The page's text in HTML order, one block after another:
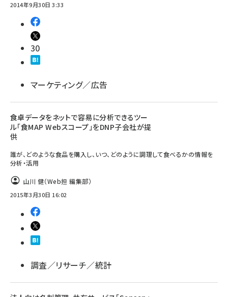
2014年9月30日 3:33
30
マーケティング／広告
食卓データをネットで容易に分析できるツー
ル「食MAP Webスコープ」をDNP子会社が提
供
誰が、どのような食品を購入し、いつ、どのように調理して食べるかの情報を
分析・活用
山川 健（Web担 編集部）
2015年3月30日 16:02
調査／リサーチ／統計